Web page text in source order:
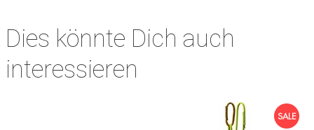
Dies könnte Dich auch
interessieren